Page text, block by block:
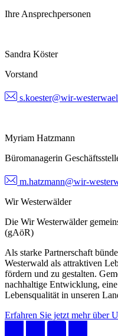
Ihre Ansprechpersonen
Sandra Köster
Vorstand
s.koester@wir-
Myriam Hatzmann
Büromanagerin
m.hatzmann@wir-
Wir Westerwälder
Die Wir Westerwälder
(gAöR)
Als starke Partnerschaft
Westerwald als attraktiven
fördern und zu gestalten.
nachhaltige Entwicklung,
Lebensqualität in unseren
Erfahren Sie jetzt mehr über